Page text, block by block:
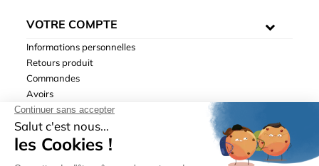
VOTRE COMPTE
Informations personnelles
Retours produit
Commandes
Avoirs
Adresses
Bons de réduction